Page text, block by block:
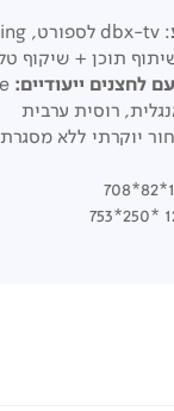
: dbx-tv לספורט, Gamming וסרטי אקשן
תוכן + שיקוף
לחצנים ייעודיים:
רוסית ערבית
יוקרתי ללא